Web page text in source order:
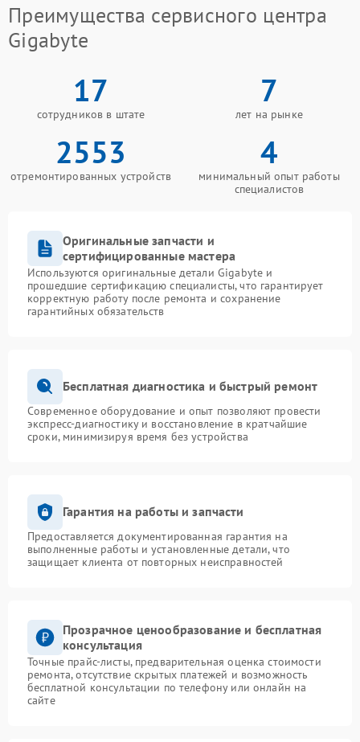
Преимущества сервисного центра
Gigabyte
17
сотрудников в штате
7
лет на рынке
2553
отремонтированных устройств
4
минимальный опыт работы
специалистов
Оригинальные запчасти и
сертифицированные мастера
Используются оригинальные детали Gigabyte и
прошедшие сертификацию специалисты, что гарантирует
корректную работу после ремонта и сохранение
гарантийных обязательств
Бесплатная диагностика и быстрый ремонт
Современное оборудование и опыт позволяют провести
экспресс-диагностику и восстановление в кратчайшие
сроки, минимизируя время без устройства
Гарантия на работы и запчасти
Предоставляется документированная гарантия на
выполненные работы и установленные детали, что
защищает клиента от повторных неисправностей
Прозрачное ценообразование и бесплатная
консультация
Точные прайс-листы, предварительная оценка стоимости
ремонта, отсутствие скрытых платежей и возможность
бесплатной консультации по телефону или онлайн на
сайте